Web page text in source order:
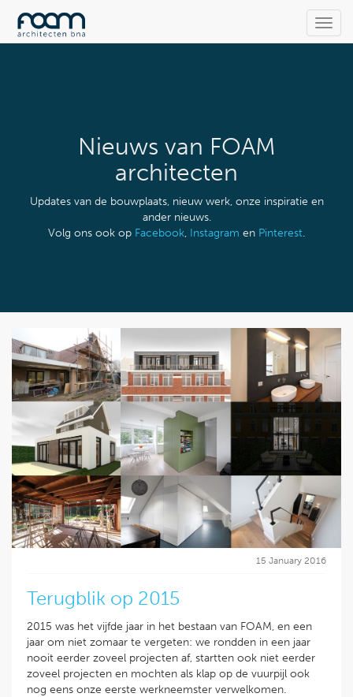
Nieuws van FOAM
architecten
Updates van de bouwplaats, nieuw werk, onze inspiratie en
ander nieuws.
Volg ons ook op Facebook, Instagram en Pinterest.
15 January 2016
Terugblik op 2015
2015 was het vijfde jaar in het bestaan van FOAM, en een
jaar om niet zomaar te vergeten: we rondden in een jaar
nooit eerder zoveel projecten af, startten ook niet eerder
zoveel projecten en mochten als klap op de vuurpijl ook
nog eens onze eerste werkneemster verwelkomen.